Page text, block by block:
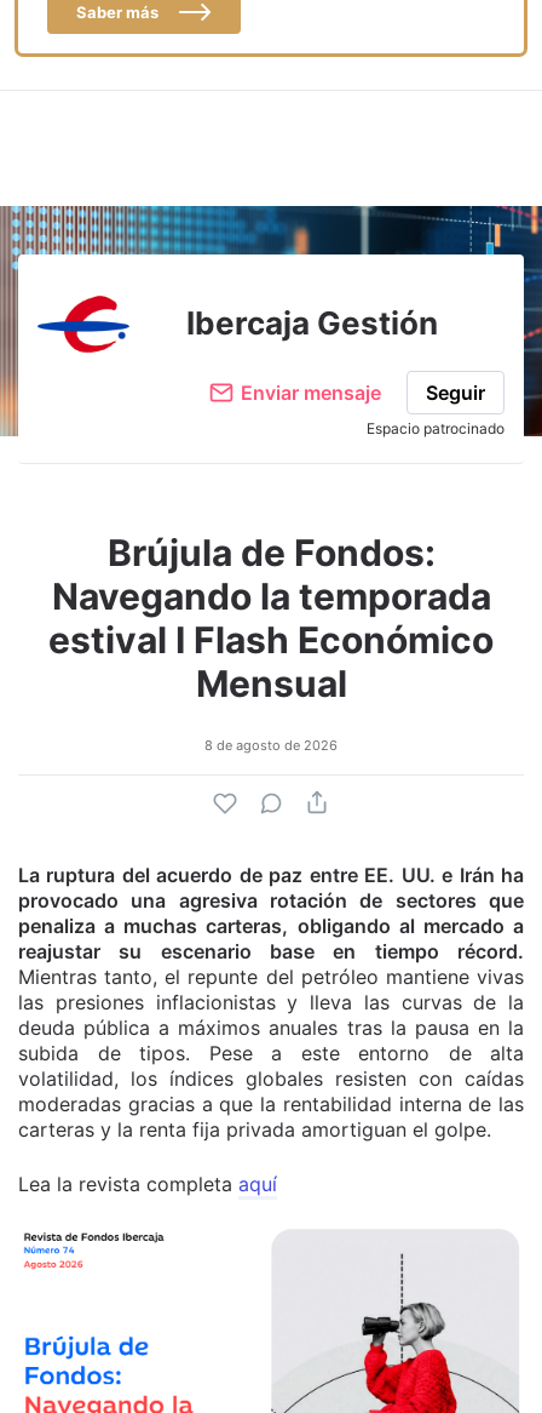
Saber más
Ibercaja Gestión
Enviar mensaje Seguir
Espacio patrocinado
Brújula de Fondos:
Navegando la temporada
estival I Flash Económico
Mensual
8 de agosto de 2026
La ruptura del acuerdo de paz entre EE. UU. e Irán ha
provocado una agresiva rotación de sectores que
penaliza a muchas carteras, obligando al mercado a
reajustar su escenario base en tiempo récord.
Mientras tanto, el repunte del petróleo mantiene vivas
las presiones inflacionistas y lleva las curvas de la
deuda pública a máximos anuales tras la pausa en la
subida de tipos. Pese a este entorno de alta
volatilidad, los índices globales resisten con caídas
moderadas gracias a que la rentabilidad interna de las
carteras y la renta fija privada amortiguan el golpe.
Lea la revista completa aquí